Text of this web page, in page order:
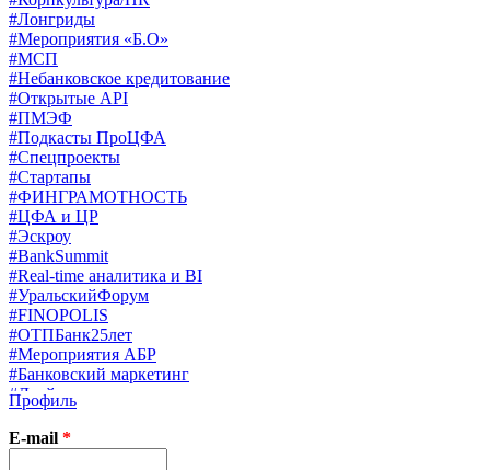
#Лонгриды
#Мероприятия «Б.О»
#МСП
#Небанковское кредитование
#Открытые API
#ПМЭФ
#Подкасты ПроЦФА
#Спецпроекты
#Стартапы
#ФИНГРАМОТНОСТЬ
#ЦФА и ЦР
#Эскроу
#BankSummit
#Real-time аналитика и BI
#УральскийФорум
#FINOPOLIS
#ОТПБанк25лет
#Мероприятия АБР
#Банковский маркетинг
#Драйверы страхования
#Финконгресс ЦБ
#PB&WM
#UX/CX
Профиль
E-mail *